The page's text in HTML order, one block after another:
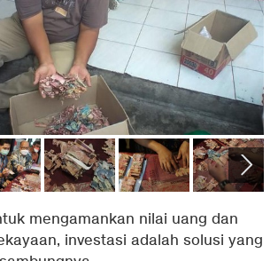
mengamankan nilai uang dan
investasi adalah solusi yang